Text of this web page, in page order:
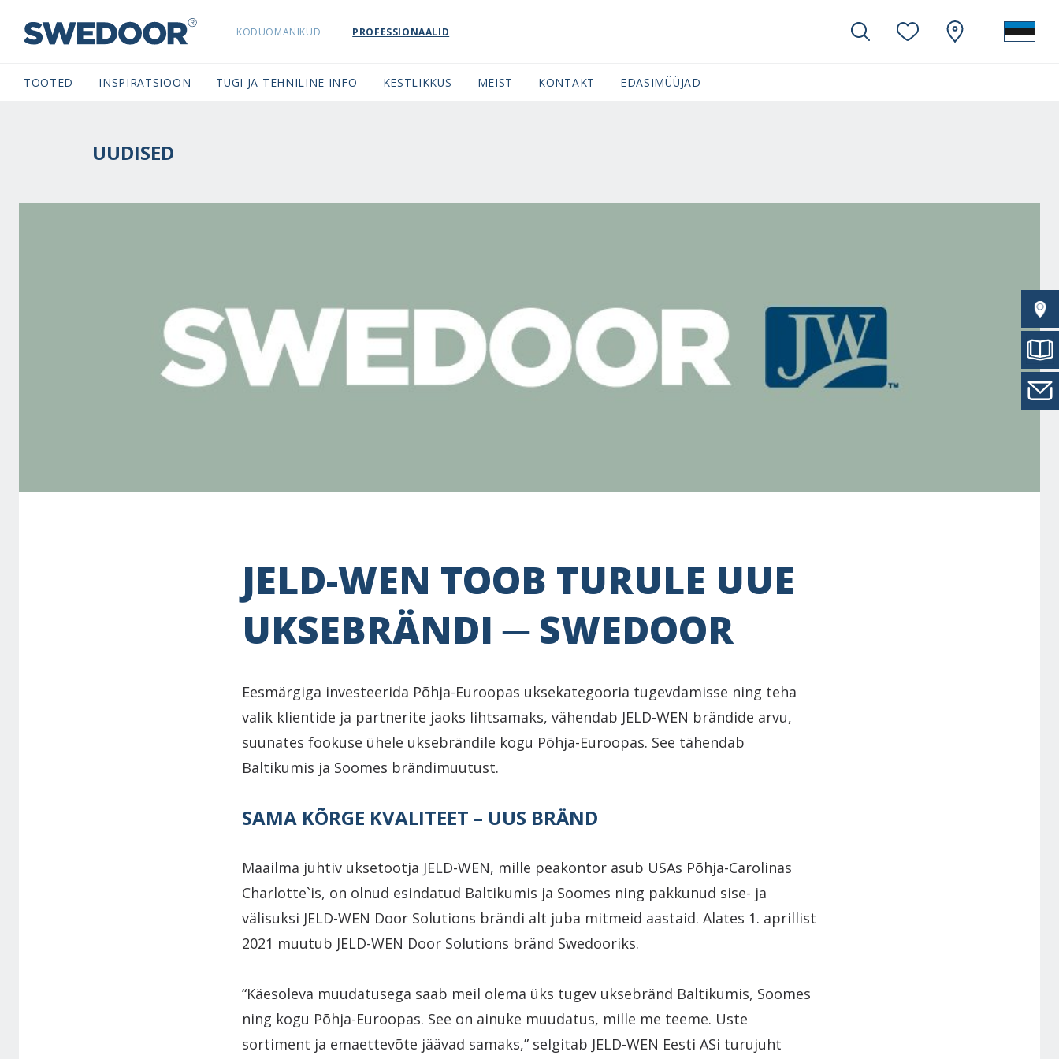
SWEDOORESTONIA NAVIGATION
KODUOMANIKUD PROFESSIONAALID
TOOTED INSPIRATSIOON TUGI JA TEHNILINE INFO KESTLIKKUS MEIST KONTAKT EDASIMÜÜJAD
UUDISED
JELD-WEN TOOB TURULE UUE
UKSEBRÄNDI ─ SWEDOOR
Eesmärgiga investeerida Põhja-Euroopas uksekategooria tugevdamisse ning teha
valik klientide ja partnerite jaoks lihtsamaks, vähendab JELD-WEN brändide arvu,
suunates fookuse ühele uksebrändile kogu Põhja-Euroopas. See tähendab
Baltikumis ja Soomes brändimuutust.
SAMA KÕRGE KVALITEET – UUS BRÄND
Maailma juhtiv uksetootja JELD-WEN, mille peakontor asub USAs Põhja-Carolinas
Charlotte`is, on olnud esindatud Baltikumis ja Soomes ning pakkunud sise- ja
välisuksi JELD-WEN Door Solutions brändi alt juba mitmeid aastaid. Alates 1. aprillist
2021 muutub JELD-WEN Door Solutions bränd Swedooriks.
“Käesoleva muudatusega saab meil olema üks tugev uksebränd Baltikumis, Soomes
ning kogu Põhja-Euroopas. See on ainuke muudatus, mille me teeme. Uste
sortiment ja emaettevõte jäävad samaks,” selgitab JELD-WEN Eesti ASi turujuht